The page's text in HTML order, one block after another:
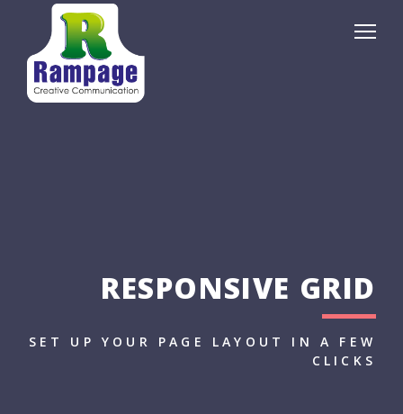
RESPONSIVE GRID
SET UP YOUR PAGE LAYOUT IN A FEW
CLICKS